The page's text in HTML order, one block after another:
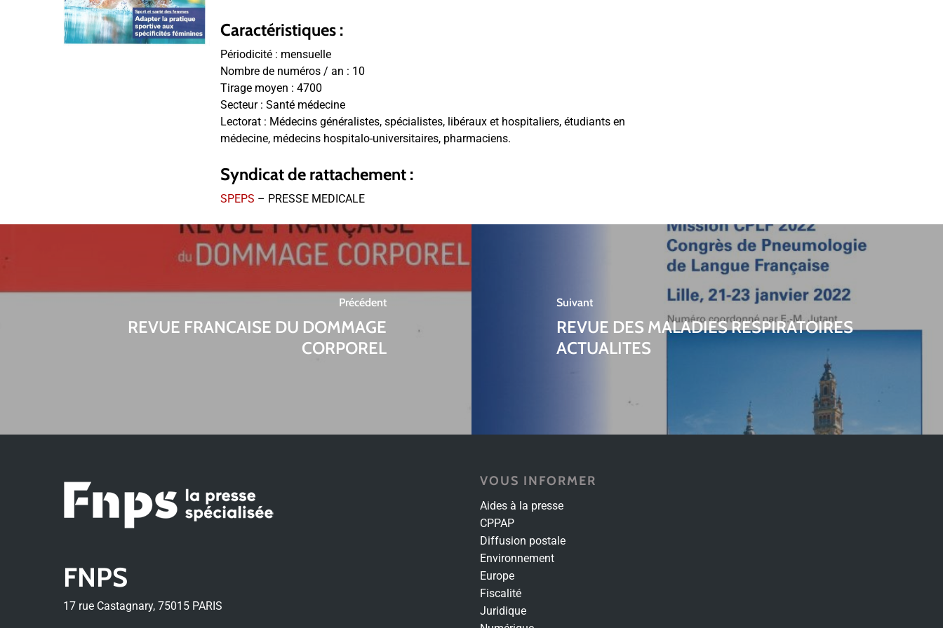
Caractéristiques :
Périodicité : mensuelle
Nombre de numéros / an : 10
Tirage moyen :4700
Secteur :Santé médecine
Lectorat : Médecins généralistes, spécialistes, libéraux et hospitaliers, étudiants en
médecine, médecins hospitalo-universitaires, pharmaciens.
Syndicat de rattachement :
SPEPS – PRESSE MEDICALE
Précédent
REVUE FRANCAISE DU DOMMAGE
CORPOREL
Suivant
REVUE DES MALADIES RESPIRATOIRES
ACTUALITES
FNPS
17 rue Castagnary, 75015 PARIS
VOUS INFORMER
Aides à la presse
CPPAP
Diffusion postale
Environnement
Europe
Fiscalité
Juridique